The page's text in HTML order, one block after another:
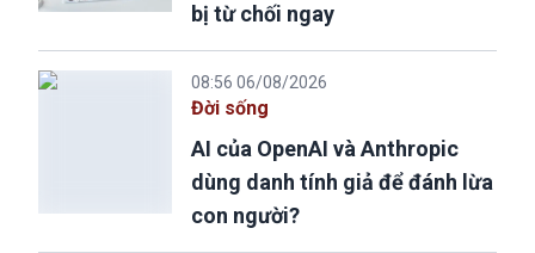
bị từ chối ngay
08:56 06/08/2026
Đời sống
AI của OpenAI và Anthropic
dùng danh tính giả để đánh lừa
con người?